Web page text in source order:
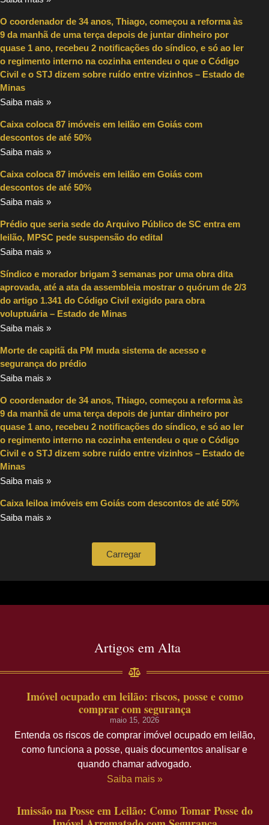
O coordenador de 34 anos, Thiago, começou a reforma às
9 da manhã de uma terça depois de juntar dinheiro por
quase 1 ano, recebeu 2 notificações do síndico, e só ao ler
o regimento interno na cozinha entendeu o que o Código
Civil e o STJ dizem sobre ruído entre vizinhos – Estado de
Minas
Saiba mais »
Caixa coloca 87 imóveis em leilão em Goiás com
descontos de até 50%
Saiba mais »
Caixa coloca 87 imóveis em leilão em Goiás com
descontos de até 50%
Saiba mais »
Prédio que seria sede do Arquivo Público de SC entra em
leilão, MPSC pede suspensão do edital
Saiba mais »
Síndico e morador brigam 3 semanas por uma obra dita
aprovada, até a ata da assembleia mostrar o quórum de 2/3
do artigo 1.341 do Código Civil exigido para obra
voluptuária – Estado de Minas
Saiba mais »
Morte de capitã da PM muda sistema de acesso e
segurança do prédio
Saiba mais »
O coordenador de 34 anos, Thiago, começou a reforma às
9 da manhã de uma terça depois de juntar dinheiro por
quase 1 ano, recebeu 2 notificações do síndico, e só ao ler
o regimento interno na cozinha entendeu o que o Código
Civil e o STJ dizem sobre ruído entre vizinhos – Estado de
Minas
Saiba mais »
Caixa leiloa imóveis em Goiás com descontos de até 50%
Saiba mais »
Carregar
Artigos em Alta
Imóvel ocupado em leilão: riscos, posse e como
comprar com segurança
maio 15, 2026
Entenda os riscos de comprar imóvel ocupado em leilão,
como funciona a posse, quais documentos analisar e
quando chamar advogado.
Saiba mais »
Imissão na Posse em Leilão: Como Tomar Posse do